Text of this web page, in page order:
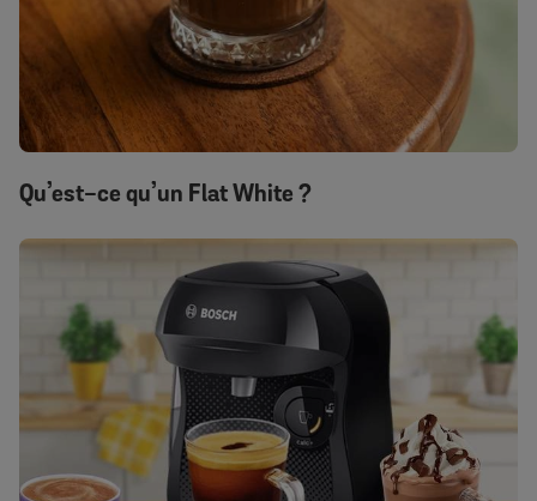
Qu’est-ce qu’un Flat White ?